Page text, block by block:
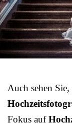
Auch sehen Sie,
Fokus auf